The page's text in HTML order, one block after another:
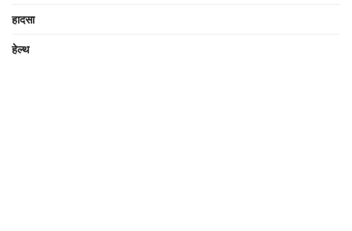
हादसा
हेल्थ